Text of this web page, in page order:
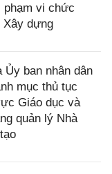
vi chức
Xây dựng
Ủy ban nhân dân
mục thủ tục
Giáo dục và
quản lý Nhà